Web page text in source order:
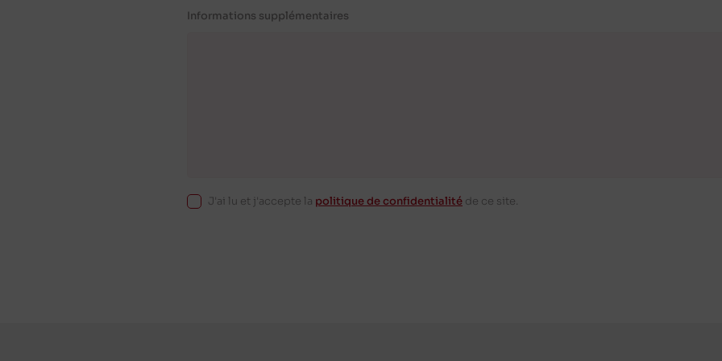
Informations supplémentaires
J'ai lu et j'accepte la politique de confidentialité de ce site.